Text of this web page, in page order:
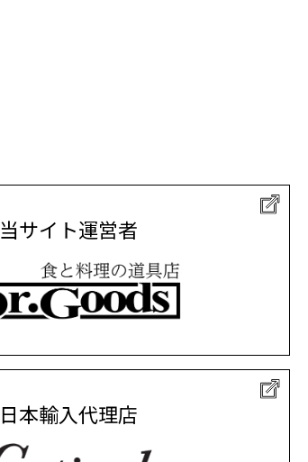
当サイト運営者
日本輸入代理店